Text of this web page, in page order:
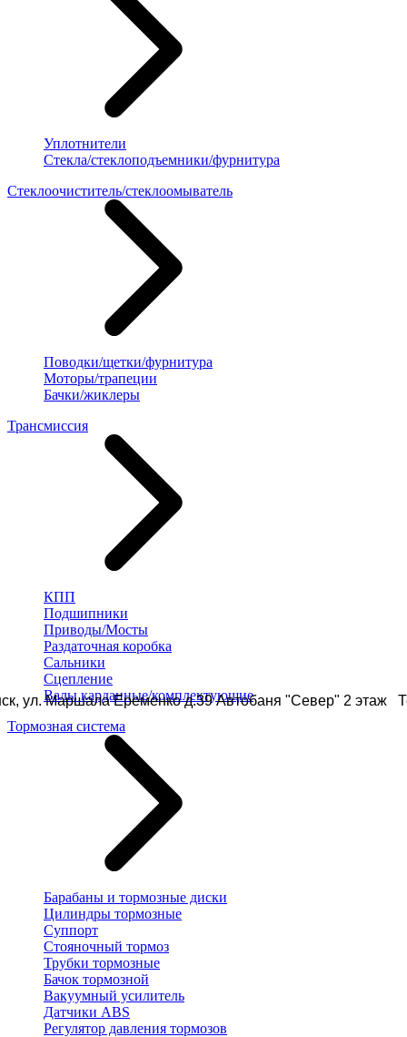
ул. Маршала Еременко д.39 Автобаня "Север" 2 этаж
Уплотнители
Стекла/стеклоподъемники/фурнитура
Стеклоочиститель/стеклоомыватель
Поводки/щетки/фурнитура
Моторы/трапеции
Бачки/жиклеры
Трансмиссия
КПП
Подшипники
Приводы/Мосты
Раздаточная коробка
Сальники
Сцепление
Валы карданные/комплектующие
Тормозная система
Барабаны и тормозные диски
Цилиндры тормозные
Суппорт
Стояночный тормоз
Трубки тормозные
Бачок тормозной
Вакуумный усилитель
Датчики ABS
Регулятор давления тормозов